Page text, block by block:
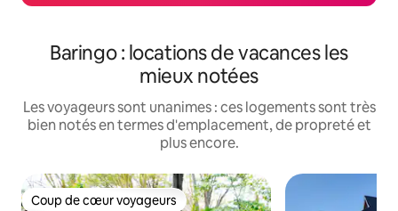
Baringo : locations de vacances les
mieux notées
Les voyageurs sont unanimes : ces logements sont très
bien notés en termes d'emplacement, de propreté et
plus encore.
Coup de cœur voyageurs